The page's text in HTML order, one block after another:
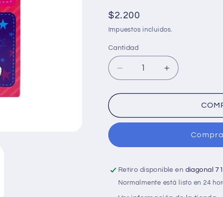
Precio
habitual
$2.200
Impuestos incluidos.
Cantidad
Cantidad
Reducir
cantidad
para
cosido
100
cuadriculado
23CM
Aumentar
cantidad
para
Cuaderno
cosido
100
cuadriculado
23CM
Retiro disponible en diagonal
Normalmente está listo en 24